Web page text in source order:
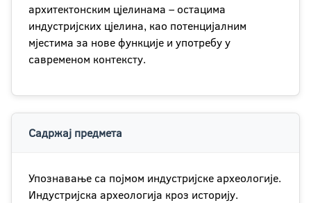
архитектонским цјелинама – остацима
индустријских цјелина, као потенцијалним
мјестима за нове функције и употребу у
савременом контексту.
Садржај предмета
Упознавање са појмом индустријске археологије.
Индустријска археологија кроз историју.